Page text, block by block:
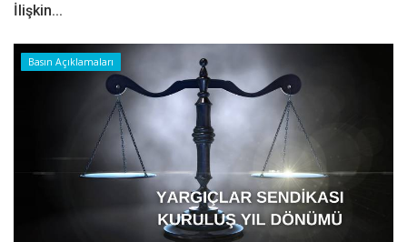
İlişkin...
Basın Açıklamaları